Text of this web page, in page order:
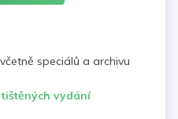
speciálů a archivu
vydání